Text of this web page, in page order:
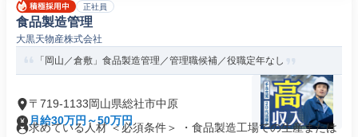
正社員
食品製造管理
大黒天物産株式会社
「岡山／倉敷」食品製造管理／管理職候補／役職定年なし
〒719-1133岡山県総社市中原
月給30万円～50万円
求めている人材 ＜必須条件＞ ・食品製造工場での生産または